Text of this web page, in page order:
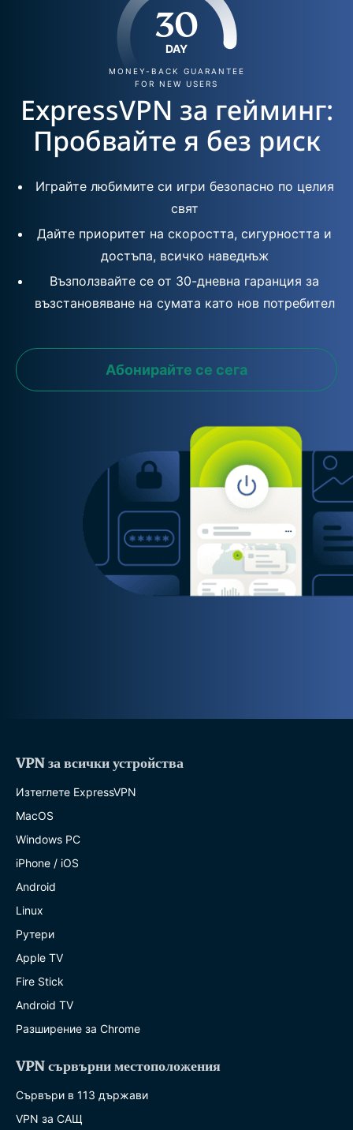
30
DAY
MONEY-BACK GUARANTEE
FOR NEW USERS
ExpressVPN за гейминг:
Пробвайте я без риск
Играйте любимите си игри безопасно по целия
свят
Дайте приоритет на скоростта, сигурността и
достъпа, всичко наведнъж
Възползвайте се от 30-дневна гаранция за
възстановяване на сумата като нов потребител
Абонирайте се сега
VPN за всички устройства
Изтеглете ExpressVPN
MacOS
Windows PC
iPhone / iOS
Android
Linux
Рутери
Apple TV
Fire Stick
Android TV
Разширение за Chrome
VPN сървърни местоположения
Сървъри в 113 държави
VPN за САЩ